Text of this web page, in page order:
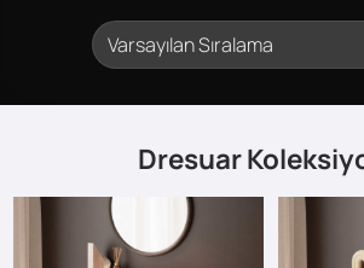
Dresuar